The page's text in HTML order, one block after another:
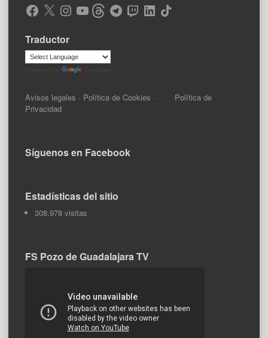
Facebook
X Instagram
YouTubeThreadsTelegramTwitchLinkedIn
TikTok
Traductor
Avisos legales · Política de Cookies · Política de
Privacidad
Síguenos en Facebook
Estadísticas del sitio
308.978 visitas
FS Pozo de Guadalajara TV